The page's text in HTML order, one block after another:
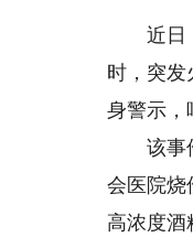
近日，
时，突发
身警示，
该事件
会医院烧
高浓度酒